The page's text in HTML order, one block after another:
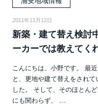
2011年11月12日
新築・建て替え検討
ーカーでは教えてく
こんにちは、小野です。 最
と、更地や建て替えをされ
した。 そして、そのほとん
にも関わらず、 …